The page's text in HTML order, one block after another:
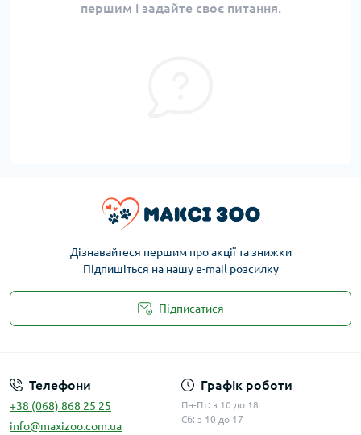
першим і задайте своє питання.
Дізнавайтеся першим про акції та знижки
Підпишіться на нашу e-mail розсилку
Підписатися
Телефони
+38 (068) 868 25 25
info@maxizoo.com.ua
Графік роботи
Пн-Пт: з 10 до 18
Сб: з 10 до 17